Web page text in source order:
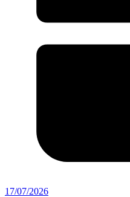
17/07/2026